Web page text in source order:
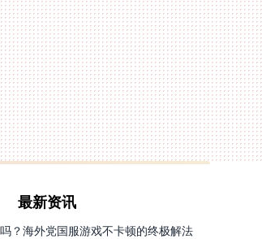
最新资讯
？海外党国服游戏不卡顿的终极解法